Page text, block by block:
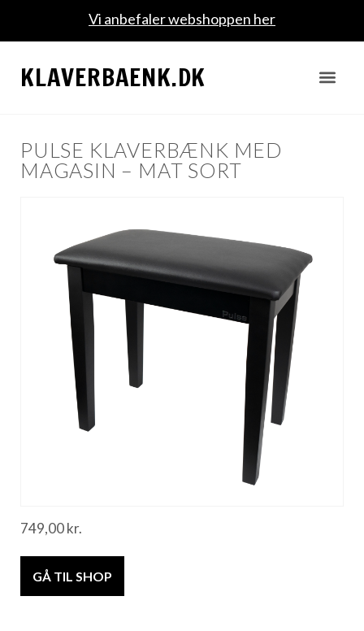
Vi anbefaler webshoppen her
KLAVERBAENK.DK
PULSE KLAVERBÆNK MED
MAGASIN – MAT SORT
749,00kr.
GÅ TIL SHOP